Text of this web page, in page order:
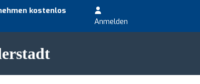
kostenlos
Anmelden